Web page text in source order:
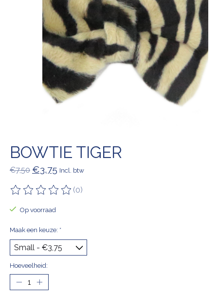
BOWTIE TIGER
€7,50 €3,75 Incl. btw
De beoordeling van dit product is
(0)
Op voorraad
Maak een keuze: *
Hoeveelheid: